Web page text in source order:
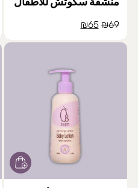
₪69
السعر
₪65